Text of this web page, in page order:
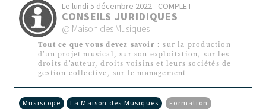
Le lundi 5 décembre 2022 - COMPLET
CONSEILS JURIDIQUES
@ Maison des Musiques
Tout ce que vous devez savoir :sur la production
d’un projet musical, sur son exploitation, sur les
droits d’auteur, droits voisins et leurs sociétés de
gestion collective, sur le management
Musiscope La Maison des Musiques Formation